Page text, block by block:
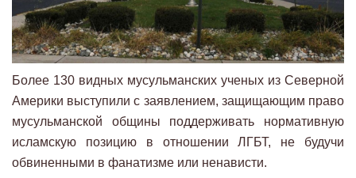
Более 130 видных мусульманских ученых из Северной
Америки выступили с заявлением, защищающим право
мусульманской общины поддерживать нормативную
исламскую позицию в отношении ЛГБТ, не будучи
обвиненными в фанатизме или ненависти.